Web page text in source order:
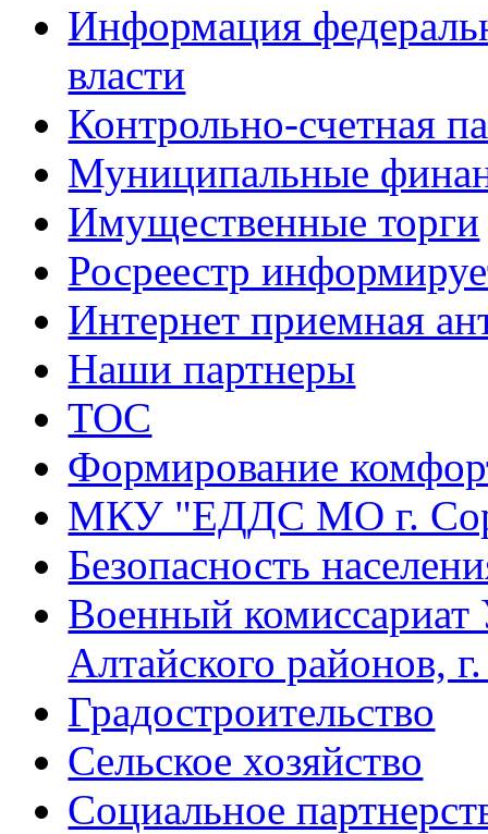
Информация
власти
Контрольно-счетная
Муниципальные
Имущественные торги
Росреестр
Интернет приемная
Наши партнеры
ТОС
Формирование
МКУ "ЕДДС МО г.
Безопасность
Военный комиссариат
Алтайского районов,
Градостроительство
Сельское хозяйство
Социальное